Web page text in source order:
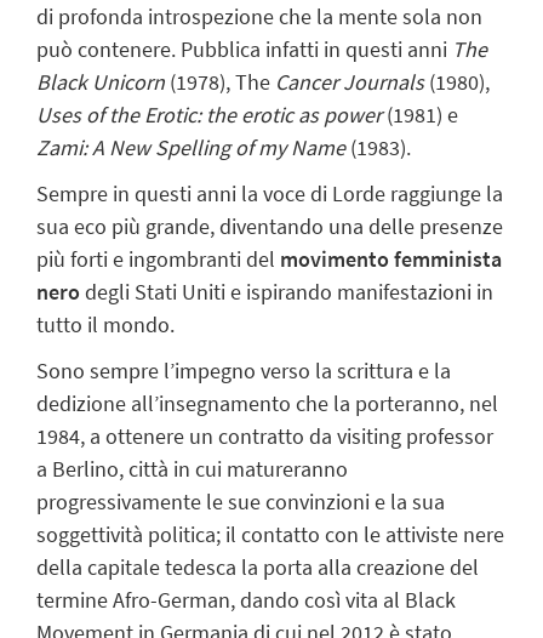
di profonda introspezioneche la mente sola non
può contenere. Pubblica infatti in questi anni The
Black Unicorn (1978),The Cancer Journals(1980),
Uses of the Erotic: the erotic as power (1981) e
Zami: A New Spelling of my Name(1983).
Sempre in questi anni la voce di Lorde raggiunge la
sua eco più grande, diventando una delle presenze
più forti e ingombranti del movimento femminista
nerodegli Stati Uniti e ispirando manifestazioni in
tutto il mondo.
Sono sempre l’impegno verso la scrittura e la
dedizione all’insegnamento che la porteranno, nel
1984, a ottenere un contratto da visiting professor
a Berlino, città in cui matureranno
progressivamente le sue convinzioni e la sua
soggettività politica; il contatto con le attiviste nere
della capitale tedesca la porta alla creazione del
termineAfro-German, dando così vita al Black